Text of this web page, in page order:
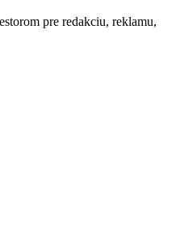
pre redakciu, reklamu,